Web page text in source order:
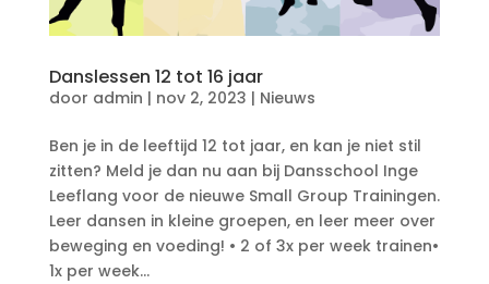
Danslessen 12 tot 16 jaar
door admin | nov 2, 2023 | Nieuws
Ben je in de leeftijd 12 tot jaar, en kan je niet stil
zitten? Meld je dan nu aan bij Dansschool Inge
Leeflang voor de nieuwe Small Group Trainingen.
Leer dansen in kleine groepen, en leer meer over
beweging en voeding! • 2 of 3x per week trainen•
1x per week...